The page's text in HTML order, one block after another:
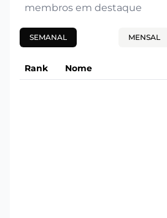
membros em destaque
SEMANAL MENSAL
Rank Nome